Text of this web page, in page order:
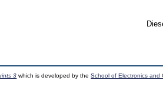
3 which is developed by theSchool of Electronics and